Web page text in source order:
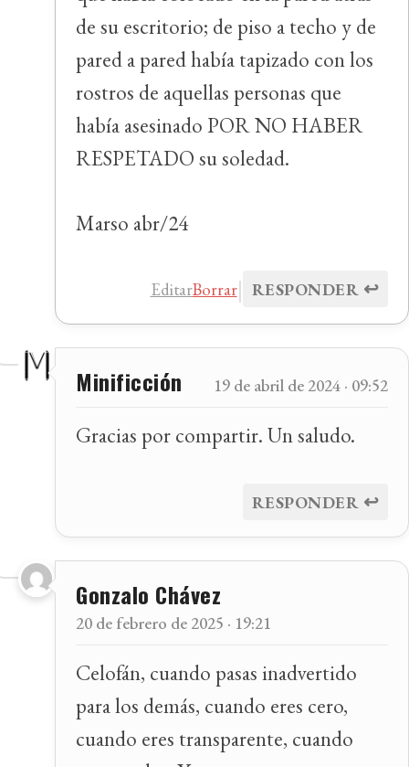
de su escritorio; de piso a techo y de
pared a pared había tapizado con los
rostros de aquellas personas que
había asesinado POR NO HABER
RESPETADO su soledad.
Marso abr/24
EditarBorrar| RESPONDER ↩
Minificción 19 de abril de 2024 · 09:52
Gracias por compartir. Un saludo.
RESPONDER ↩
Gonzalo Chávez
20 de febrero de 2025 · 19:21
Celofán, cuando pasas inadvertido
para los demás, cuando eres cero,
cuando eres transparente, cuando